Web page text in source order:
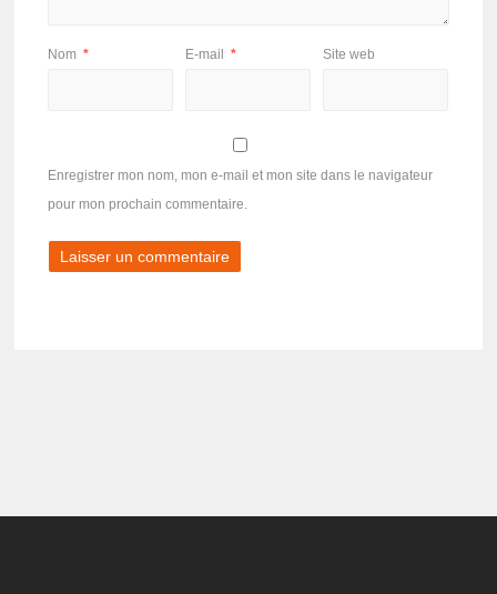
Nom * E-mail * Site web
Enregistrer mon nom, mon e-mail et mon site dans le navigateur
pour mon prochain commentaire.